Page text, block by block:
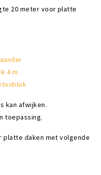
20 meter voor platte
4 m
kan afwijken.
toepassing.
platte daken met volgende